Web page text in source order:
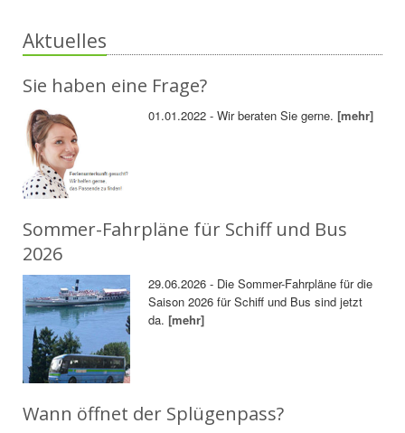
Aktuelles
Sie haben eine Frage?
01.01.2022 - Wir beraten Sie gerne.[mehr]
Sommer-Fahrpläne für Schiff und Bus
2026
29.06.2026 - Die Sommer-Fahrpläne für die
Saison 2026 für Schiff und Bus sind jetzt
da.[mehr]
Wann öffnet der Splügenpass?